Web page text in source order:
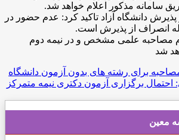
سامانه مذکور اعلام خواهد شد.
دانشگاه آزاد تاکید کرد: عدم حضور در
انصراف از پذیرش است.
مصاحبه علمی مشخص و در نیمه دوم
شد
برای رشته های بدون آزمون دانشگاه
برگزاری آزمون دکتری نیمه متمرکز
معین